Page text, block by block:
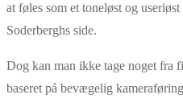
at føles som et toneløst og
Soderberghs side.
Dog kan man ikke tage noget fra
baseret på bevægelig